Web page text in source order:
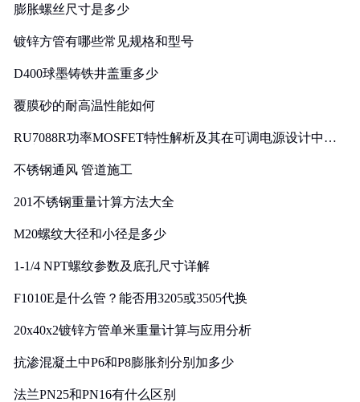
膨胀螺丝尺寸是多少
镀锌方管有哪些常见规格和型号
D400球墨铸铁井盖重多少
覆膜砂的耐高温性能如何
RU7088R功率MOSFET特性解析及其在可调电源设计中的
不锈钢通风 管道施工
201不锈钢重量计算方法大全
M20螺纹大径和小径是多少
1-1/4 NPT螺纹参数及底孔尺寸详解
F1010E是什么管？能否用3205或3505代换
20x40x2镀锌方管单米重量计算与应用分析
抗渗混凝土中P6和P8膨胀剂分别加多少
法兰PN25和PN16有什么区别